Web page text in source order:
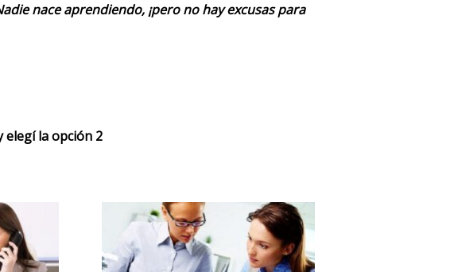
nace aprendiendo, ¡pero no hay excusas para
elegí la opción 2